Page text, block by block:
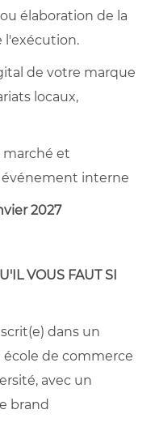
élaboration de la
l'exécution.
de votre marque
locaux,
marché et
interne
2027
VOUS FAUT SI
dans un
de commerce
avec un
brand